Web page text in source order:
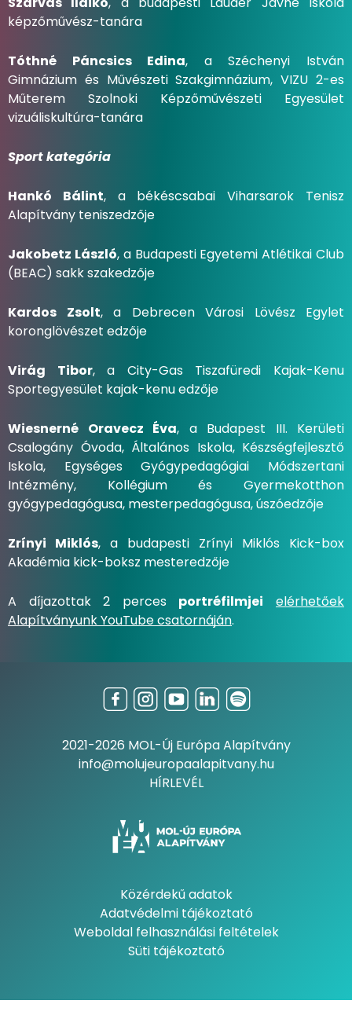
képzőművész-tanára
Tóthné Páncsics Edina, a Széchenyi István
Gimnázium és Művészeti Szakgimnázium, VIZU 2-es
Műterem Szolnoki Képzőművészeti Egyesület
vizuáliskultúra-tanára
Sport kategória
Hankó Bálint, a békéscsabai Viharsarok Tenisz
Alapítvány teniszedzője
Jakobetz László, a Budapesti Egyetemi Atlétikai Club
(BEAC) sakk szakedzője
Kardos Zsolt, a Debrecen Városi Lövész Egylet
koronglövészet edzője
Virág Tibor, a City-Gas Tiszafüredi Kajak-Kenu
Sportegyesület kajak-kenu edzője
Wiesnerné Oravecz Éva, a Budapest III. Kerületi
Csalogány Óvoda, Általános Iskola, Készségfejlesztő
Iskola, Egységes Gyógypedagógiai Módszertani
Intézmény, Kollégium és Gyermekotthon
gyógypedagógusa, mesterpedagógusa, úszóedzője
Zrínyi Miklós, a budapesti Zrínyi Miklós Kick-box
Akadémia kick-boksz mesteredzője
A díjazottak 2 perces portréfilmjei
elérhetőek
Alapítványunk YouTube csatornáján.
2021-2026 MOL-Új Európa Alapítvány
info@molujeuropaalapitvany.hu
HÍRLEVÉL
Közérdekű adatok
Adatvédelmi tájékoztató
Weboldal felhasználási feltételek
Süti tájékoztató